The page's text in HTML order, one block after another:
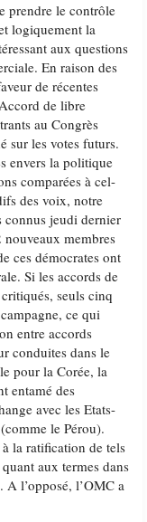
prendre le contrôle
logiquement la
aux questions
En raison des
de récentes
de libre
au Congrès
sur les votes futurs.
envers la politique
comparées à cel-
des voix, notre
connus jeudi dernier
nouveaux membres
ces démocrates ont
Si les accords de
seuls cinq
ce qui
entre accords
conduites dans le
pour la Corée, la
entamé des
avec les Etats-
le Pérou).
la ratification de tels
aux termes dans
A l’opposé, l’OMC a